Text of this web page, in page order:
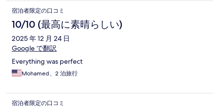
宿泊者限定の口コミ
10/10 (最高に素晴らしい)
2025 年 12 月 24 日
Google で翻訳
Everything was perfect
Mohamed、2 泊旅行
宿泊者限定の口コミ